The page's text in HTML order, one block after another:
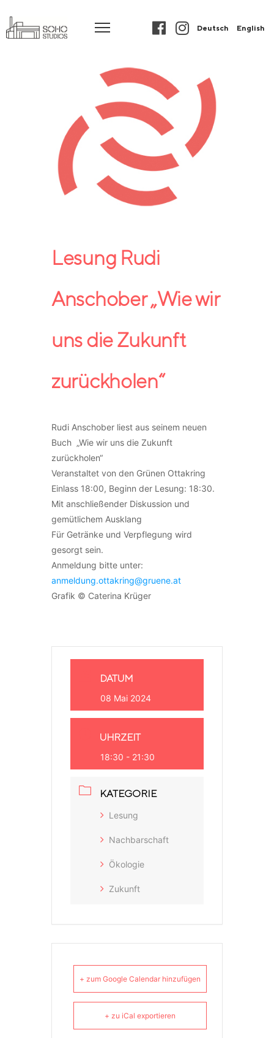
Deutsch English
Lesung Rudi
Anschober „Wie wir
uns die Zukunft
zurückholen“
Rudi Anschober liest aus seinem neuen
Buch „Wie wir uns die Zukunft
zurückholen“
Veranstaltet von den Grünen Ottakring
Einlass 18:00, Beginn der Lesung: 18:30.
Mit anschließender Diskussion und
gemütlichem Ausklang
Für Getränke und Verpflegung wird
gesorgt sein.
Anmeldung bitte unter:
anmeldung.ottakring@gruene.at
Grafik © Caterina Krüger
DATUM
08 Mai 2024
UHRZEIT
18:30 - 21:30
KATEGORIE
Lesung
Nachbarschaft
Ökologie
Zukunft
+ zum Google Calendar hinzufügen
+ zu iCal exportieren